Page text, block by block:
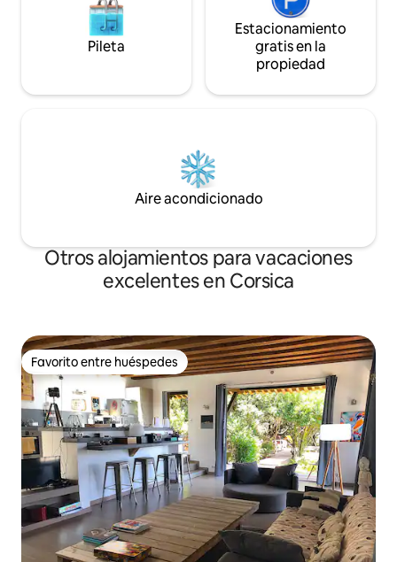
Pileta
Estacionamiento
gratis en la
propiedad
Aire acondicionado
Otros alojamientos para vacaciones
excelentes en Corsica
Favorito entre huéspedes
Favorito entre huéspedes